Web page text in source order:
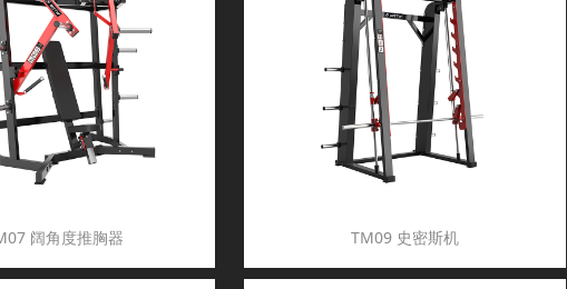
阔角度推胸器 TM09 史密斯机